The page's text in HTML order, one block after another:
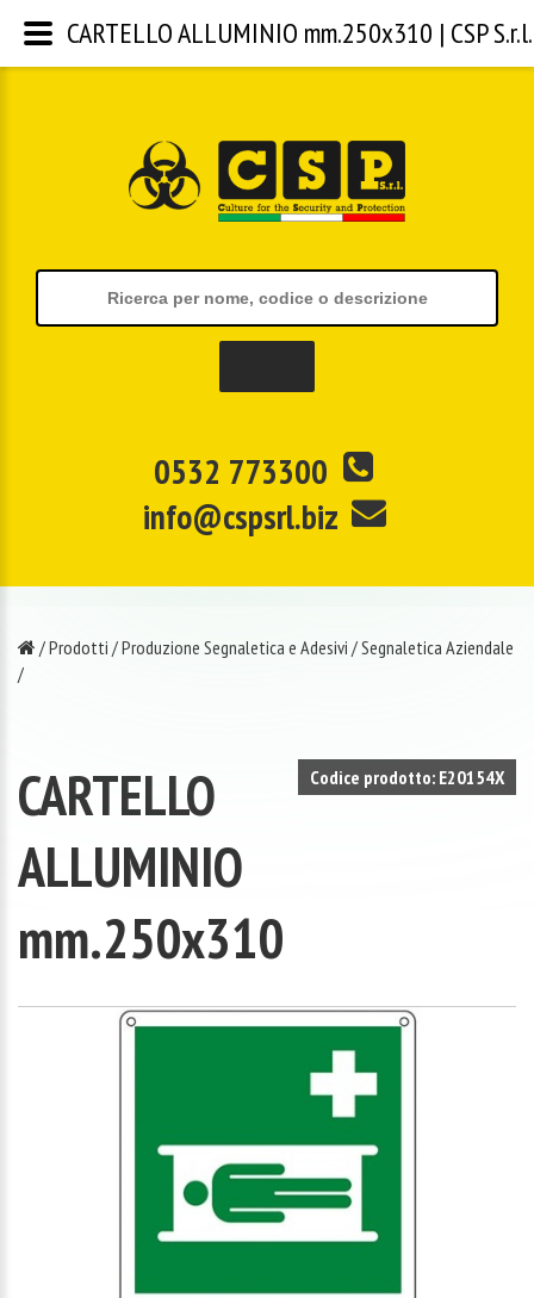
0532 773300
info@cspsrl.biz
/Prodotti /Produzione Segnaletica e Adesivi /Segnaletica Aziendale
/
Codice prodotto: E20154X
CARTELLO
ALLUMINIO
mm.250x310
CARTELLO ALLUMINIO mm.250x310 | CSP S.r.l.